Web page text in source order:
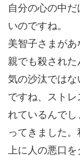
自分の心の中
いのですね。
美智子さまが
親でも殺され
気の沙汰では
ですね、スト
れているんで
ってきました
上に人の悪口